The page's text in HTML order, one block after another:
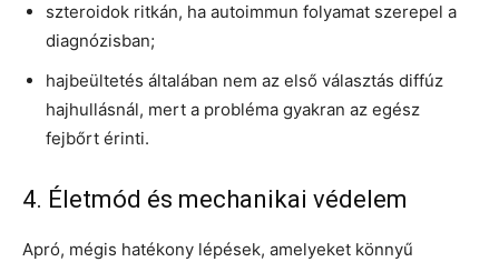
szteroidok ritkán, ha autoimmun folyamat szerepel a
diagnózisban;
hajbeültetés általában nem az első választás diffúz
hajhullásnál, mert a probléma gyakran az egész
fejbőrt érinti.
4. Életmód és mechanikai védelem
Apró, mégis hatékony lépések, amelyeket könnyű